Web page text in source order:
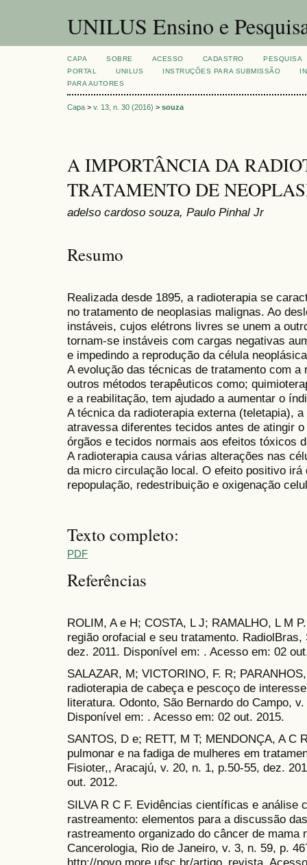
UNILUS Ensino e
CAPA SOBRE ACESSO CADASTRO
PESQUISA
PORTAL
UNILUS INSTRUÇÕES PARA SUBMISSÃO
PARA AUTORES
Capa > v. 13, n. 30 (2016) > souza
A IMPORTÂNCIA DA
TRATAMENTO DE
adelso cardoso souza, Paulo Pinhal Jr
Resumo
Realizada desde 1895, a radioterapia se
no tratamento de neoplasias malignas. Ao
instáveis, cujos elétrons livres se unem a
tornam-se instáveis com cargas negativas
e impedindo a reprodução da célula
A evolução das técnicas de tratamento com a
outros métodos terapêuticos como;
e a reabilitação, tem ajudado a aumentar o
A técnica da radioterapia externa (teletapia),
atravessa diferentes tecidos antes de atingir
órgãos e tecidos normais aos efeitos tóxicos
A radioterapia causa várias alterações nas
da micro circulação local. O efeito positivo irá
repopulação, redestribuição e oxigenação
Texto completo:
PDF
Referências
ROLIM, A e H; COSTA, L J; RAMALHO, L M
região orofacial e seu tratamento.
dez. 2011. Disponível em: . Acesso em: 02
SALAZAR, M; VICTORINO, F. R;
radioterapia de cabeça e pescoço de
literatura. Odonto, São Bernardo do Campo,
Disponível em: . Acesso em: 02 out. 2015.
SANTOS, D e; RETT, M T; MENDONÇA, A C
pulmonar e na fadiga de mulheres em
Fisioter,, Aracajú, v. 20, n. 1, p.50-55, dez.
out. 2012.
SILVA R C F. Evidências científicas e análise
rastreamento: elementos para a discussão
rastreamento organizado do câncer de
Cancerologia, Rio de Janeiro, v. 3, n. 59, p.
http://novo.more.ufsc.br/artigo_revista.